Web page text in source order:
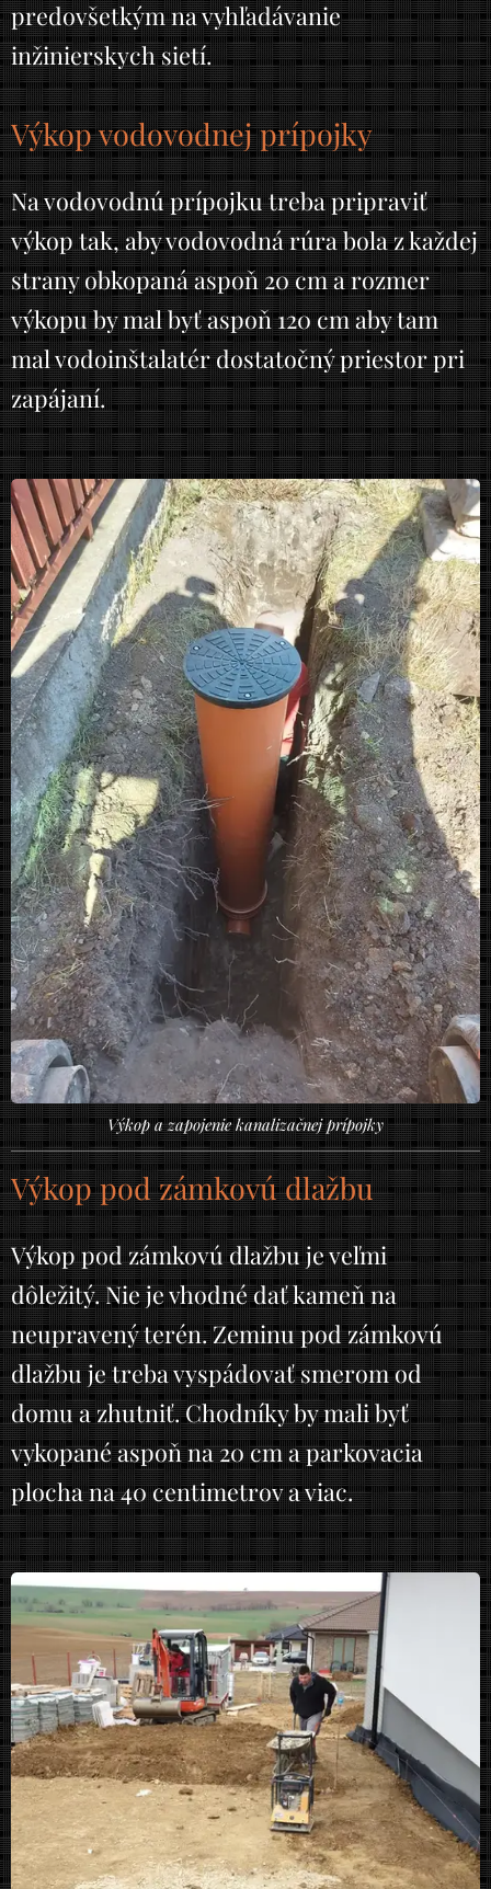
predovšetkým na vyhľadávanie
inžinierskych sietí.
Výkop vodovodnej prípojky
Na vodovodnú prípojku treba pripraviť
výkop tak, aby vodovodná rúra bola z každej
strany obkopaná aspoň 20 cm a rozmer
výkopu by mal byť aspoň 120 cm aby tam
mal vodoinštalatér dostatočný priestor pri
zapájaní.
Výkop a zapojenie kanalizačnej prípojky
Výkop pod zámkovú dlažbu
Výkop pod zámkovú dlažbu je veľmi
dôležitý. Nie je vhodné dať kameň na
neupravený terén. Zeminu pod zámkovú
dlažbu je treba vyspádovať smerom od
domu a zhutniť. Chodníky by mali byť
vykopané aspoň na 20 cm a parkovacia
plocha na 40 centimetrov a viac.